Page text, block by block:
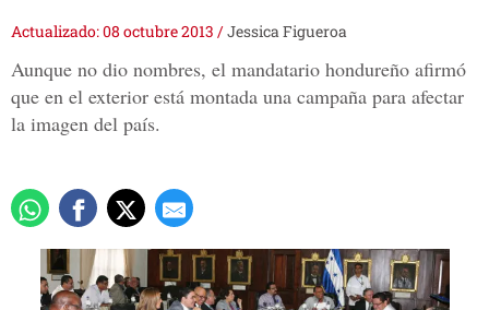
Actualizado: 08 octubre 2013 /Jessica Figueroa
Aunque no dio nombres, el mandatario hondureño afirmó
que en el exterior está montada una campaña para afectar
la imagen del país.